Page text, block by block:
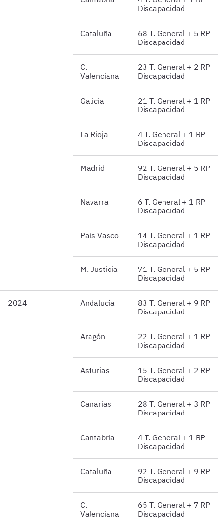
Discapacidad
Cataluña
68 T. General + 5 RP
Discapacidad
C.
Valenciana
23 T. General + 2 RP
Discapacidad
Galicia
21 T. General + 1 RP
Discapacidad
La Rioja
4 T. General + 1 RP
Discapacidad
Madrid
92 T. General + 5 RP
Discapacidad
Navarra
6 T. General + 1 RP
Discapacidad
País Vasco
14 T. General + 1 RP
Discapacidad
M. Justicia
71 T. General + 5 RP
Discapacidad
2024 Andalucía
83 T. General + 9 RP
Discapacidad
Aragón
22 T. General + 1 RP
Discapacidad
Asturias
15 T. General + 2 RP
Discapacidad
Canarias
28 T. General + 3 RP
Discapacidad
Cantabria
4 T. General + 1 RP
Discapacidad
Cataluña
92 T. General + 9 RP
Discapacidad
C.
Valenciana
65 T. General + 7 RP
Discapacidad